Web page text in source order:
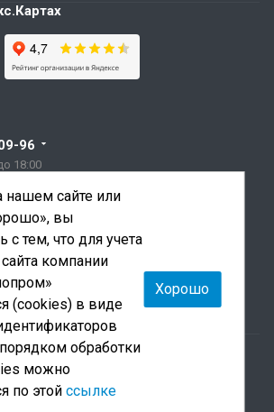
96
18:00
д.2
— продвижение сайта и поддержка
нашем сайте или
вы
с тем, что для учета
компании
(cookies) в виде
обработки
можно
по этой ссылке
Хорошо